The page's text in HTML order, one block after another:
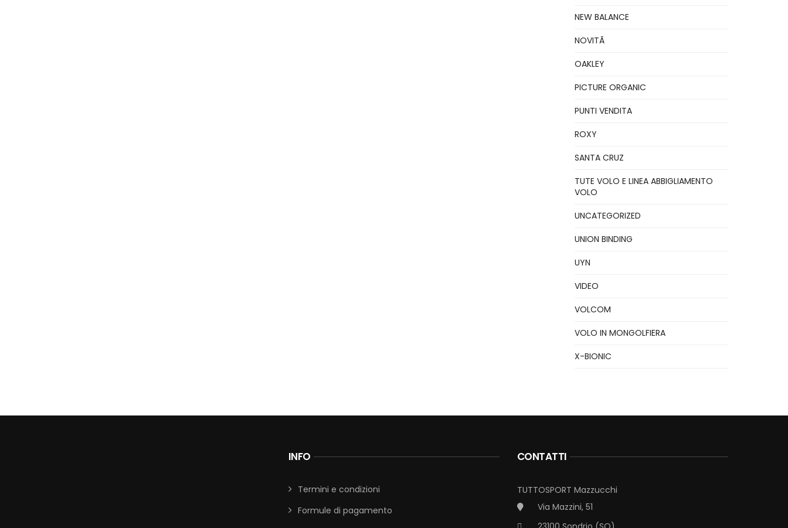
NEW BALANCE
NOVITÃ
OAKLEY
PICTURE ORGANIC
PUNTI VENDITA
ROXY
SANTA CRUZ
TUTE VOLO E LINEA ABBIGLIAMENTO
VOLO
UNCATEGORIZED
UNION BINDING
UYN
VIDEO
VOLCOM
VOLO IN MONGOLFIERA
X-BIONIC
INFO
Termini e condizioni
Formule di pagamento
CONTATTI
TUTTOSPORT Mazzucchi
Via Mazzini, 51